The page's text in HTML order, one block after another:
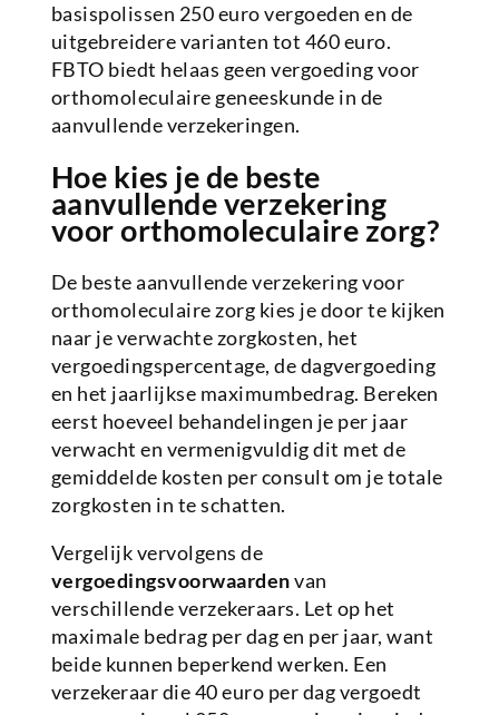
basispolissen 250 euro vergoeden en de
uitgebreidere varianten tot 460 euro.
FBTO biedt helaas geen vergoeding voor
orthomoleculaire geneeskunde in de
aanvullende verzekeringen.
Hoe kies je de beste
aanvullende verzekering
voor orthomoleculaire zorg?
De beste aanvullende verzekering voor
orthomoleculaire zorg kies je door te kijken
naar je verwachte zorgkosten, het
vergoedingspercentage, de dagvergoeding
en het jaarlijkse maximumbedrag. Bereken
eerst hoeveel behandelingen je per jaar
verwacht en vermenigvuldig dit met de
gemiddelde kosten per consult om je totale
zorgkosten in te schatten.
Vergelijk vervolgens de
vergoedingsvoorwaardenvan
verschillende verzekeraars. Let op het
maximale bedrag per dag en per jaar, want
beide kunnen beperkend werken. Een
verzekeraar die 40 euro per dag vergoedt